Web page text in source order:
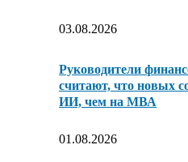
03.08.2026
Руководители
считают, что новых
ИИ, чем на МВА
01.08.2026